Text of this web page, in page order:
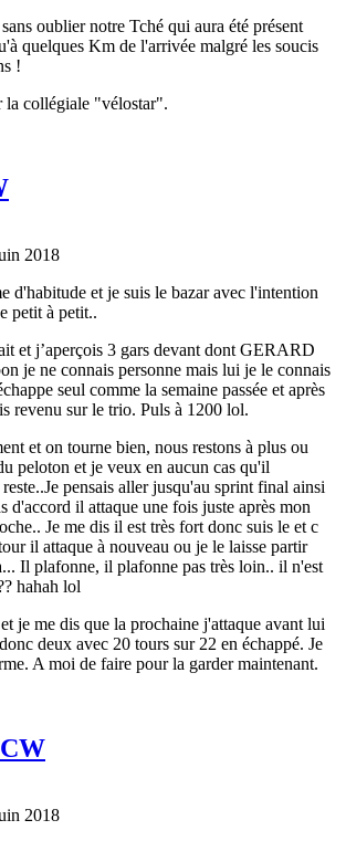
oublier notre Tché qui aura été présent
quelques Km de l'arrivée malgré les soucis
!
la collégiale "vélostar".
2018
d'habitude et je suis le bazar avec l'intention
petit à petit..
et j’aperçois 3 gars devant dont GERARD
je ne connais personne mais lui je le connais
seul comme la semaine passée et après
revenu sur le trio. Puls à 1200 lol.
et on tourne bien, nous restons à plus ou
peloton et je veux en aucun cas qu'il
pensais aller jusqu'au sprint final ainsi
d'accord il attaque une fois juste après mon
Je me dis il est très fort donc suis le et c
il attaque à nouveau ou je le laisse partir
Il plafonne, il plafonne pas très loin.. il n'est
hahah lol
je me dis que la prochaine j'attaque avant lui
deux avec 20 tours sur 22 en échappé. Je
A moi de faire pour la garder maintenant.
2018